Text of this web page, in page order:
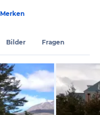
Merken
Bilder Fragen